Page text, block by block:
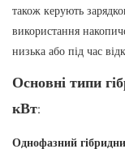
також керують
використання
низька або під час
Основні типи
кВт:
Однофазний